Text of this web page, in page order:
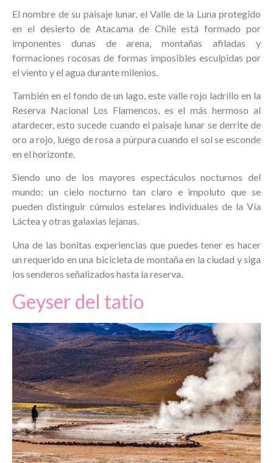
El nombre de su paisaje lunar, el Valle de la Luna protegido
en el desierto de Atacama de Chile está formado por
imponentes dunas de arena, montañas afiladas y
formaciones rocosas de formas imposibles esculpidas por
el viento y el agua durante milenios.
También en el fondo de un lago, este valle rojo ladrillo en la
Reserva Nacional Los Flamencos, es el más hermoso al
atardecer, esto sucede cuando el paisaje lunar se derrite de
oro a rojo, luego de rosa a púrpura cuando el sol se esconde
en el horizonte.
Siendo uno de los mayores espectáculos nocturnos del
mundo: un cielo nocturno tan claro e impoluto que se
pueden distinguir cúmulos estelares individuales de la Vía
Láctea y otras galaxias lejanas.
Una de las bonitas experiencias que puedes tener es hacer
un requerido en una bicicleta de montaña en la ciudad y siga
los senderos señalizados hasta la reserva.
Geyser del tatio